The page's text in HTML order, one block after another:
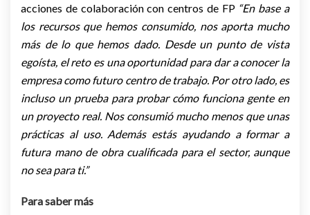
acciones de colaboración con centros de FP “En base a
los recursos que hemos consumido, nos aporta mucho
más de lo que hemos dado. Desde un punto de vista
egoísta, el reto es una oportunidad para dar a conocer la
empresa como futuro centro de trabajo. Por otro lado, es
incluso un prueba para probar cómo funciona gente en
un proyecto real. Nos consumió mucho menos que unas
prácticas al uso. Además estás ayudando a formar a
futura mano de obra cualificada para el sector, aunque
no sea para ti.”
Para saber más